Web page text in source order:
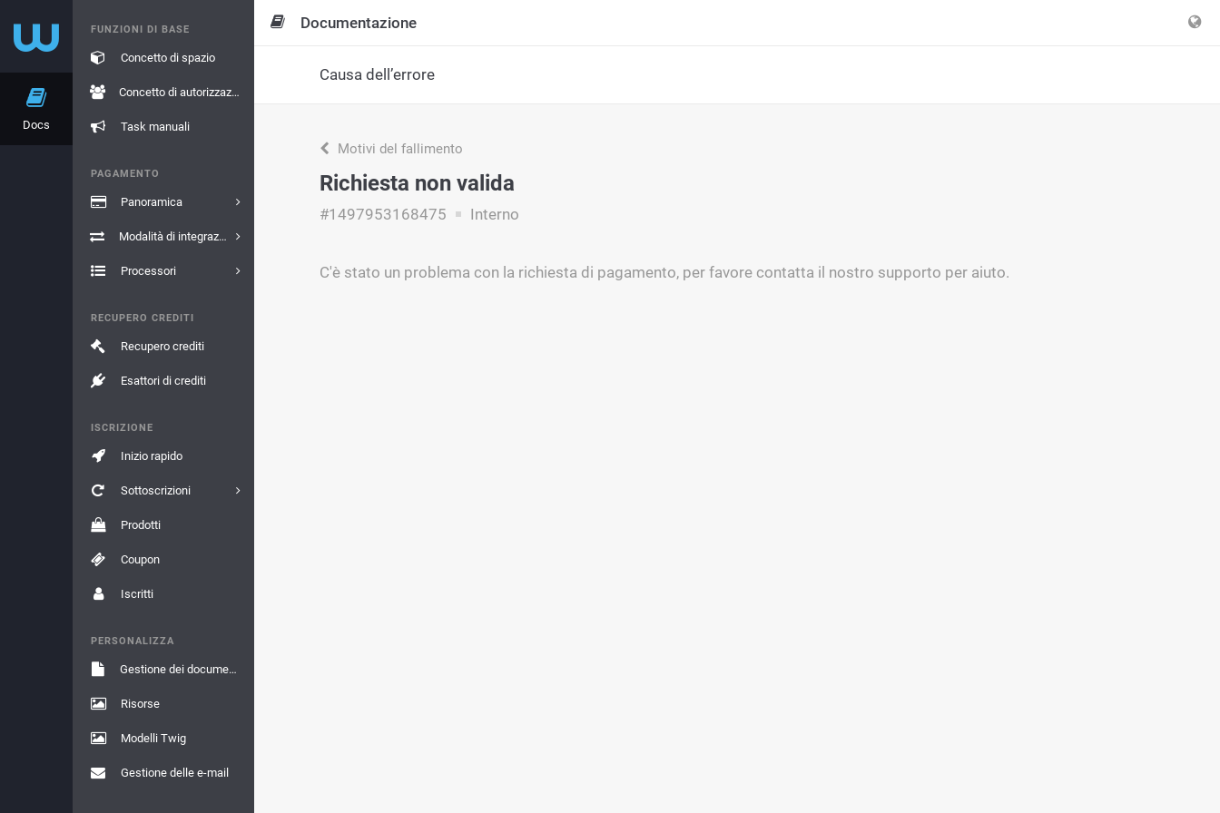
Docs
FUNZIONI DI BASE
Concetto di spazio
Concetto di autorizzazione
Task manuali
PAGAMENTO
Panoramica
Modalità di integrazione
Processori
RECUPERO CREDITI
Recupero crediti
Esattori di crediti
ISCRIZIONE
Inizio rapido
Sottoscrizioni
Prodotti
Coupon
Iscritti
PERSONALIZZA
Gestione dei documenti
Risorse
Modelli Twig
Gestione delle e-mail
Documentazione
Causa dell’errore
Motivi del fallimento
Richiesta non valida
#1497953168475 Interno
C'è stato un problema con la richiesta di pagamento, per favore contatta il nostro supporto per aiuto.